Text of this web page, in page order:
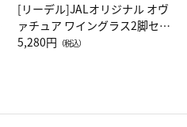
[リーデル]JALオリジナル オヴ
ァチュア ワイングラス2脚セッ
ト（レッドワイン）
5,280円 （税込）